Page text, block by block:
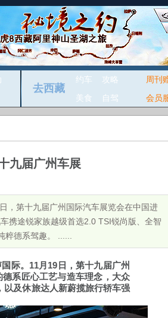
去西藏
约车
攻略
美食
自驾
周刊
会员
九届广州车展
，第十九届广州国际汽车展览会在中国进
携途锐家族越级首选2.0 TSI锐尚版、全智
德系驾趣。 ......
际。 11月 19 日，第十九届广州
系匠心工艺与造车理念，大众
以及休旅达人新蔚揽旅行轿车强